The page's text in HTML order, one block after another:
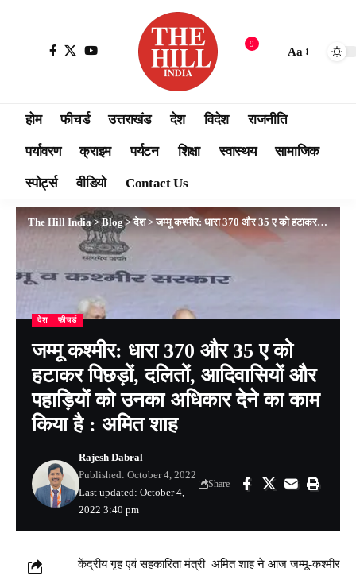
9
Aa
होम फीचर्ड उत्तराखंड देश विदेश राजनीति
पर्यावरण क्राइम पर्यटन शिक्षा स्वास्थय सामाजिक
स्पोर्ट्स वीडियो Contact Us
The Hill India>Blog>देश>जम्मू कश्मीर: धारा 370 और 35 ए को हटाकर पिछड़ों, दलितों, आदिवासियों और पहाड़ियों को उनका अधिकार देने का काम किया है : अमित शाह
देश फीचर्ड
जम्मू कश्मीर: धारा 370 और 35 ए को
हटाकर पिछड़ों, दलितों, आदिवासियों और
पहाड़ियों को उनका अधिकार देने का काम
किया है : अमित शाह
Last updated: October 4,
2022 3:40 pm
Rajesh Dabral
Published: October 4, 2022
Share
केंद्रीय गृह एवं सहकारिता मंत्री अमित शाह ने आज जम्मू-कश्मीर